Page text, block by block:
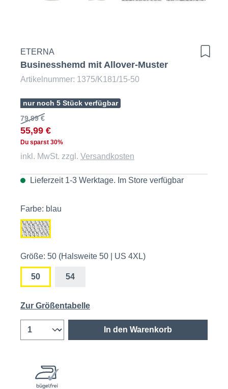
ETERNA
Businesshemd mit Allover-Muster
Artikelnummer: 1375/K181/15-50
nur noch 5 Stück verfügbar
79,99 €
55,99 €
Du sparst 30%
inkl. MwSt. zzgl. Versandkosten
Lieferzeit 1-3 Werktage. Im Store verfügbar
Farbe: blau
Größe: 50 (Halsweite 50 | US 4XL)
50 54
Zur Größentabelle
In den Warenkorb